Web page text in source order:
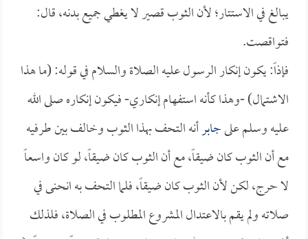
يبالغ في الاستتار؛ لأن الثوب قصير لا يغطي جميع بدنه، قال:
فتواقصت.
فإذاً: يكون إنكار الرسول عليه الصلاة والسلام في قوله: (ما هذا
الاشتمال) -وهذا كأنه استفهام إنكاري- فيكون إنكاره صلى الله
عليه وسلم علىجابرأنه التحف بهذا الثوب وخالف بين طرفيه
مع أن الثوب كان ضيقاً، مع أن الثوب كان ضيقاً، لو كان واسعاً
لا حرج، لكن لأن الثوب كان ضيقاً، فلما التحف به انحنى في
صلاته ولم يقم بالاعتدال المشروع المطلوب في الصلاة، فلذلك